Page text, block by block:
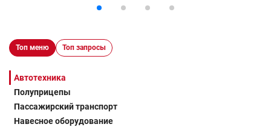
Топ меню Топ запросы
Автотехника
Полуприцепы
Пассажирский транспорт
Навесное оборудование